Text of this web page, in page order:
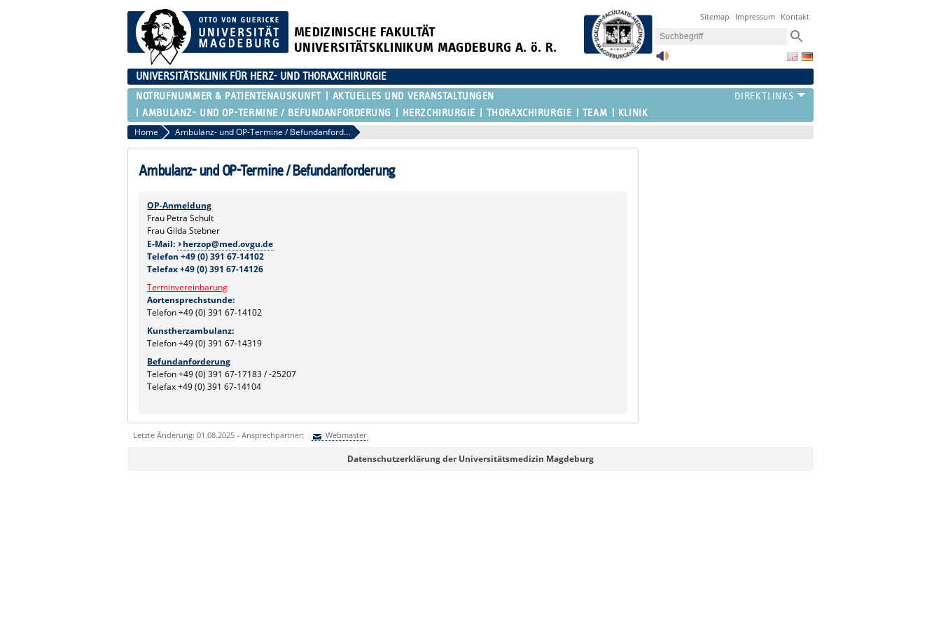
MEDIZINISCHE FAKULTÄT
UNIVERSITÄTSKLINIKUM MAGDEBURG A. ö. R.
Sitemap Impressum Kontakt
UNIVERSITÄTSKLINIK FÜR HERZ- UND THORAXCHIRURGIE
NOTRUFNUMMER & PATIENTENAUSKUNFT
AKTUELLES UND VERANSTALTUNGEN
AMBULANZ- UND OP-TERMINE / BEFUNDANFORDERUNG
HERZCHIRURGIE THORAXCHIRURGIE TEAM KLINIK
Home Ambulanz- und OP-Termine / Befundanforderung
Ambulanz- und OP-Termine / Befundanforderung
OP-Anmeldung
Frau Petra Schult
Frau Gilda Stebner
E-Mail:
herzop@med.ovgu.de
Telefon +49 (0) 391 67-14102
Telefax +49 (0) 391 67-14126
Terminvereinbarung
Aortensprechstunde:
Telefon +49 (0) 391 67-14102
Kunstherzambulanz:
Telefon +49 (0) 391 67-14319
Befundanforderung
Telefon +49 (0) 391 67-17183 / -25207
Telefax +49 (0) 391 67-14104
Letzte Änderung: 01.08.2025 - Ansprechpartner: Webmaster
WebmasterDatenschutzerklärung der Universitätsmedizin Magdeburg